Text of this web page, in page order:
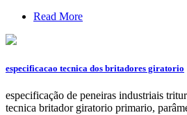
Read More
especificacao tecnica dos britadores giratorio
especificação de peneiras industriais
tecnica britador giratorio primario,